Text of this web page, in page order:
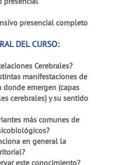
presencial completo
DEL CURSO:
Cerebrales?
manifestaciones de
emergen (capas
cerebrales) y su sentido
más comunes de
en general la
este conocimiento?